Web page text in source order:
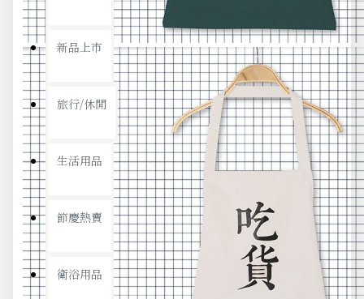
新品上市
旅行/休閒
生活用品
節慶熱賣
衛浴用品